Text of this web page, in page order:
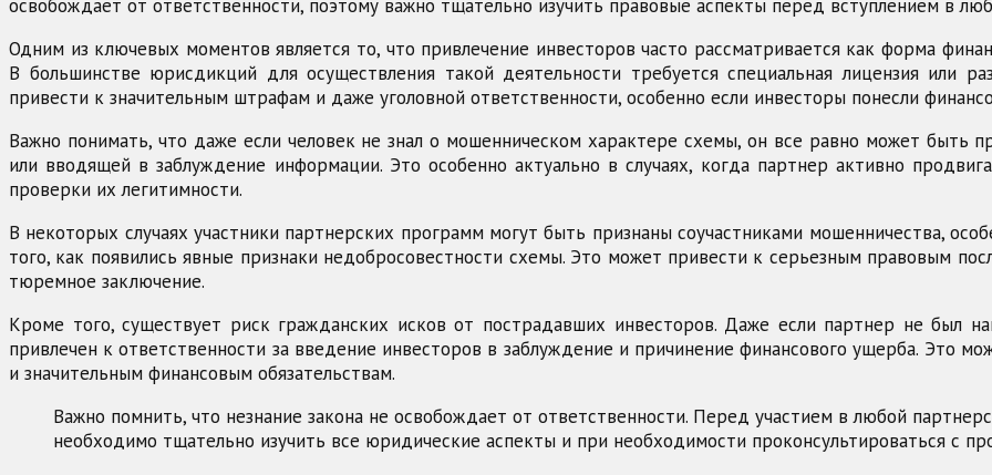
освобождает от ответственности, поэтому важно тщательно изучить правовые аспекты перед вступлением в
Одним из ключевых моментов является то, что привлечение инвесторов часто рассматривается как форма
В большинстве юрисдикций для осуществления такой деятельности требуется специальная лицензия или
привести к значительным штрафам и даже уголовной ответственности, особенно если инвесторы понесли
Важно понимать, что даже если человек не знал о мошенническом характере схемы, он все равно может быть
или вводящей в заблуждение информации. Это особенно актуально в случаях, когда партнер активно
проверки их легитимности.
В некоторых случаях участники партнерских программ могут быть признаны соучастниками мошенничества,
того, как появились явные признаки недобросовестности схемы. Это может привести к серьезным правовым
тюремное заключение.
Кроме того, существует риск гражданских исков от пострадавших инвесторов. Даже если партнер не был
привлечен к ответственности за введение инвесторов в заблуждение и причинение финансового ущерба. Это
и значительным финансовым обязательствам.
Важно помнить, что незнание закона не освобождает от ответственности. Перед участием в любой
необходимо тщательно изучить все юридические аспекты и при необходимости проконсультироваться с